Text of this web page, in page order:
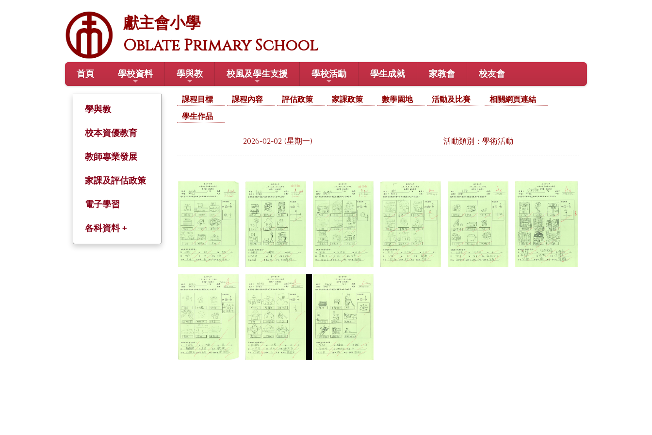
獻主會小學
Oblate Primary School
首頁 學校資料 學與教 校風及學生支援 學校活動 學生成就 家教會 校友會
學與教
校本資優教育
教師專業發展
家課及評估政策
電子學習
各科資料 +
課程目標 課程內容 評估政策 家課政策 數學園地 活動及比賽
相關網頁連結
學生作品
2026-02-02 (星期一) 活動類別：學術活動